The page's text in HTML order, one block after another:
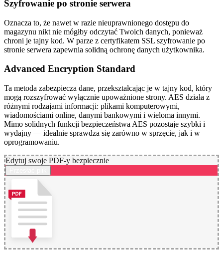
Szyfrowanie po stronie serwera
Oznacza to, że nawet w razie nieuprawnionego dostępu do
magazynu nikt nie mógłby odczytać Twoich danych, ponieważ
chroni je tajny kod. W parze z certyfikatem SSL szyfrowanie po
stronie serwera zapewnia solidną ochronę danych użytkownika.
Advanced Encryption Standard
Ta metoda zabezpiecza dane, przekształcając je w tajny kod, który
mogą rozszyfrować wyłącznie upoważnione strony. AES działa z
różnymi rodzajami informacji: plikami komputerowymi,
wiadomościami online, danymi bankowymi i wieloma innymi.
Mimo solidnych funkcji bezpieczeństwa AES pozostaje szybki i
wydajny — idealnie sprawdza się zarówno w sprzęcie, jak i w
oprogramowaniu.
Edytuj swoje PDF-y bezpiecznie